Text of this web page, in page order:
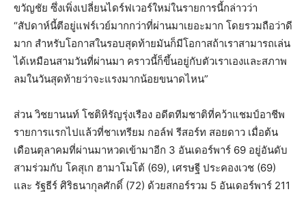
ขวัญชัย ซึ่งเพิ่งเปลี่ยนไดร์ฟเวอร์ใหม่ในรายการนี้กล่าวว่า
“สัปดาห์นี้ตีอยู่แฟร์เวย์มากกว่าที่ผ่านมาเยอะมาก โดยรวมถือว่าดี
มาก สำหรับโอกาสในรอบสุดท้ายมันก็มีโอกาสถ้าเราสามารถเล่น
ได้เหมือนสามวันที่ผ่านมา คราวนี้ก็ขึ้นอยู่กับตัวเราเองและสภาพ
ลมในวันสุดท้ายว่าจะแรงมากน้อยขนาดไหน”
ส่วน วิชยานนท์ โชติหิรัญรุ่งเรือง อดีตทีมชาติที่คว้าแชมป์อาชีพ
รายการแรกไปแล้วที่ชาเทรียม กอล์ฟ รีสอร์ท สอยดาว เมื่อต้น
เดือนตุลาคมที่ผ่านมาหวดเข้ามาอีก 3 อันเดอร์พาร์ 69 อยู่อันดับ
สามร่วมกับ โคสุเก ฮามาโมโต้ (69), เศรษฐี ประคองเวช (69)
และ รัฐธีร์ ศิริธนากุลศักดิ์ (72) ด้วยสกอร์รวม 5 อันเดอร์พาร์ 211